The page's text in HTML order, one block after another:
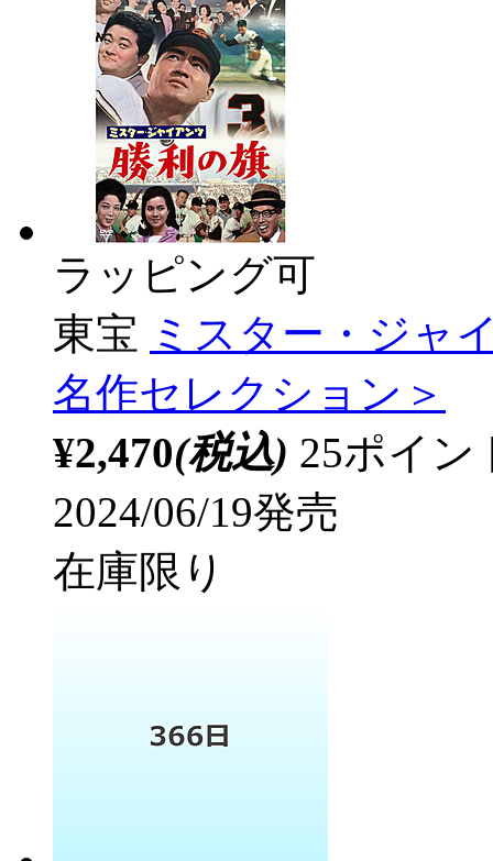
ラッピング可
東宝 ミスター・ジャ
名作セレクション＞
¥2,470(税込) 25ポイ
2024/06/19発売
在庫限り